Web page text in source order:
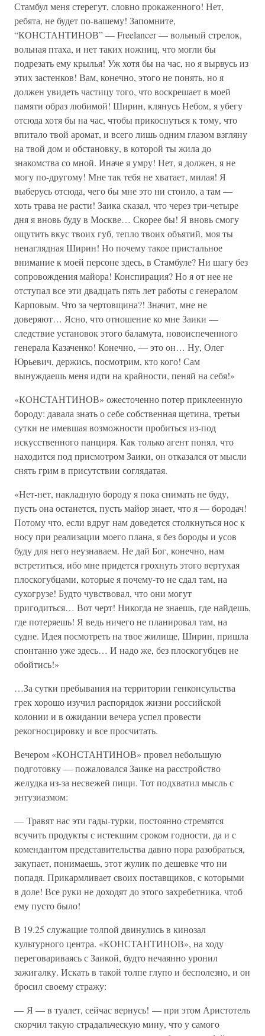
Стамбул меня стерегут, словно прокаженного! Нет,
ребята, не будет по-вашему! Запомните,
“КОНСТАНТИНОВ” — Freelancer — вольный стрелок,
вольная птаха, и нет таких ножниц, что могли бы
подрезать ему крылья! Уж хотя бы на час, но я вырвусь из
этих застенков! Вам, конечно, этого не понять, но я
должен увидеть частицу того, что воскрешает в моей
памяти образ любимой! Ширин, клянусь Небом, я убегу
отсюда хотя бы на час, чтобы прикоснуться к тому, что
впитало твой аромат, и всего лишь одним глазом взгляну
на твой дом и обстановку, в которой ты жила до
знакомства со мной. Иначе я умру! Нет, я должен, я не
могу по-другому! Мне так тебя не хватает, милая! Я
выберусь отсюда, чего бы мне это ни стоило, а там —
хоть трава не расти! Заика сказал, что через три-четыре
дня я вновь буду в Москве… Скорее бы! Я вновь смогу
ощутить вкус твоих губ, тепло твоих объятий, моя ты
ненаглядная Ширин! Но почему такое пристальное
внимание к моей персоне здесь, в Стамбуле? Ни шагу без
сопровождения майора! Конспирация? Но я от нее не
отступал все эти двадцать пять лет работы с генералом
Карповым. Что за чертовщина?! Значит, мне не
доверяют… Ясно, что отношение ко мне Заики —
следствие установок этого баламута, новоиспеченного
генерала Казаченко! Конечно, — это он… Ну, Олег
Юрьевич, держись, посмотрим, кто кого! Сам
вынуждаешь меня идти на крайности, пеняй на себя!»
«КОНСТАНТИНОВ» ожесточенно потер приклеенную
бороду: давала знать о себе собственная щетина, третьи
сутки не имевшая возможности пробиться из-под
искусственного панциря. Как только агент понял, что
находится под присмотром Заики, он отказался от мысли
снять грим в присутствии соглядатая.
«Нет-нет, накладную бороду я пока снимать не буду,
пусть она останется, пусть майор знает, что я — бородач!
Потому что, если вдруг нам доведется столкнуться нос к
носу при реализации моего плана, я без бороды и усов
буду для него неузнаваем. Не дай Бог, конечно, нам
встретиться, ибо мне придется грохнуть этого вертухая
плоскогубцами, которые я почему-то не сдал там, на
сухогрузе! Будто чувствовал, что они могут
пригодиться… Вот черт! Никогда не знаешь, где найдешь,
где потеряешь! Я ведь ничего не планировал там, на
судне. Идея посмотреть на твое жилище, Ширин, пришла
спонтанно уже здесь… И надо же, без плоскогубцев не
обойтись!»
…За сутки пребывания на территории генконсульства
грек хорошо изучил распорядок жизни российской
колонии и в ожидании вечера успел провести
рекогносцировку и все просчитать.
Вечером «КОНСТАНТИНОВ» провел небольшую
подготовку — пожаловался Заике на расстройство
желудка из-за несвежей пищи. Тот подхватил мысль с
энтузиазмом:
— Травят нас эти гады-турки, постоянно стремятся
всучить продукты с истекшим сроком годности, да и с
комендантом представительства давно пора разобраться,
закупает, понимаешь, этот жулик по дешевке что ни
попадя. Прикармливает своих поставщиков, с которыми
в доле! Все руки не доходят до этого захребетника, чтоб
ему пусто было!
В 19.25 служащие толпой двинулись в кинозал
культурного центра. «КОНСТАНТИНОВ», на ходу
переговариваясь с Заикой, будто нечаянно уронил
зажигалку. Искать в такой толпе глупо и бесполезно, и он
бросил своему стражу:
— Я — в туалет, сейчас вернусь! — при этом Аристотель
скорчил такую страдальческую мину, что у самого